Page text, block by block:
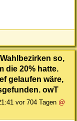
so,
die 20% hatte.
gelaufen wäre,
owT
vor 704 Tagen @